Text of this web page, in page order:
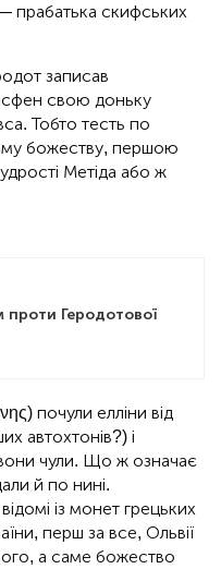
прабатька скифських
записав
свою доньку
Тобто тесть по
божеству, першою
Метіда або ж
Геродотової
почули елліни від
автохтонів?) і
чули. Що ж означає
й по нині.
із монет грецьких
перш за все, Ольвії
а саме божество